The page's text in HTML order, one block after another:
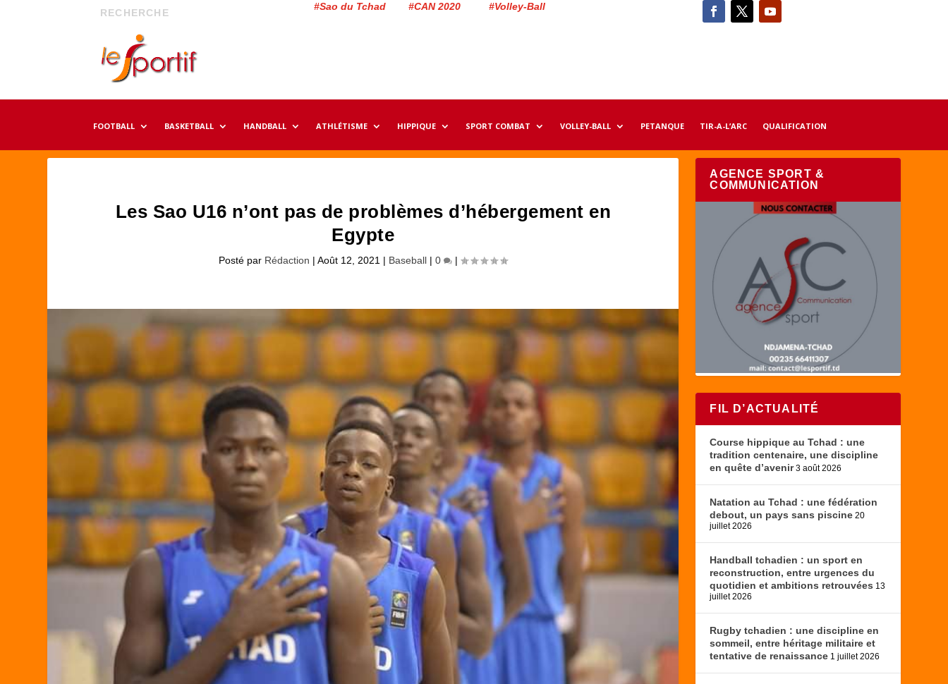
#Sao du Tchad #CAN 2020 #Volley-Ball
FOOTBALL BASKETBALL HANDBALL ATHLÉTISME HIPPIQUE SPORT COMBAT VOLLEY-BALL PETANQUE TIR-A-L’ARC QUALIFICATION
Les Sao U16 n’ont pas de problèmes d’hébergement en
Egypte
Posté par Rédaction |Août 12, 2021 | Baseball |0 |
AGENCE SPORT &
COMMUNICATION
FIL D’ACTUALITÉ
Course hippique au Tchad : une
tradition centenaire, une discipline
en quête d’avenir 3 août 2026
Natation au Tchad : une fédération
debout, un pays sans piscine 20
juillet 2026
Handball tchadien : un sport en
reconstruction, entre urgences du
quotidien et ambitions retrouvées 13
juillet 2026
Rugby tchadien : une discipline en
sommeil, entre héritage militaire et
tentative de renaissance 1 juillet 2026